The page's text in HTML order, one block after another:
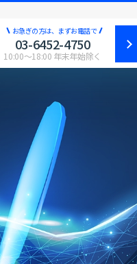
お急ぎの方は、まずお電話で
03-6452-4750
10:00〜18:00 年末年始除く